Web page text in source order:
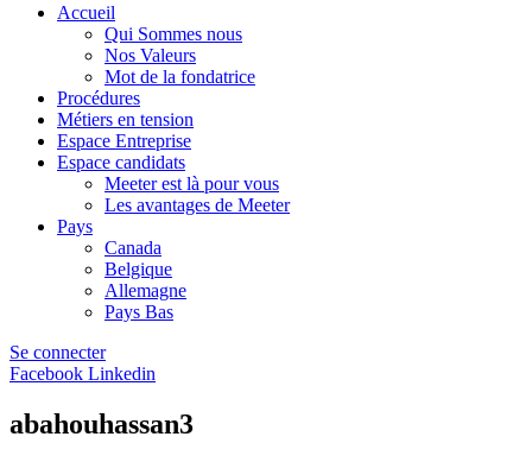
Accueil
Qui Sommes nous
Nos Valeurs
Mot de la fondatrice
Procédures
Métiers en tension
Espace Entreprise
Espace candidats
Meeter est là pour vous
Les avantages de Meeter
Pays
Canada
Belgique
Allemagne
Pays Bas
Se connecter
Facebook Linkedin
abahouhassan3